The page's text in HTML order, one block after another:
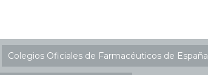
Colegios Oficiales de Farmacéuticos de España